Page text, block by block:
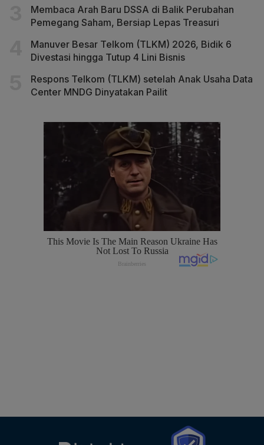
Membaca Arah Baru DSSA di Balik Perubahan
Pemegang Saham, Bersiap Lepas Treasuri
Manuver Besar Telkom (TLKM) 2026, Bidik 6
Divestasi hingga Tutup 4 Lini Bisnis
Respons Telkom (TLKM) setelah Anak Usaha Data
Center MNDG Dinyatakan Pailit